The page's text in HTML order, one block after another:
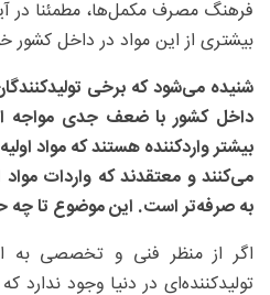
فرهنگ مصرف مکمل‌ها، مطمئنا در
بیشتری از این مواد در داخل کشور
شنیده می‌شود که برخی
داخل کشور با ضعف جدی مواجه
بیشتر واردکننده هستند که مواد
می‌کنند و معتقدند که واردات مواد
به صرفه‌تر است. این موضوع تا
اگر از منظر فنی و تخصصی به
تولیدکننده‌ای در دنیا وجود ندارد